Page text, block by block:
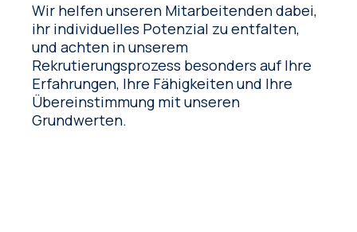
Wir helfen unseren Mitarbeitenden dabei,
ihr individuelles Potenzial zu entfalten,
und achten in unserem
Rekrutierungsprozess besonders auf Ihre
Erfahrungen, Ihre Fähigkeiten und Ihre
Übereinstimmung mit unseren
Grundwerten.